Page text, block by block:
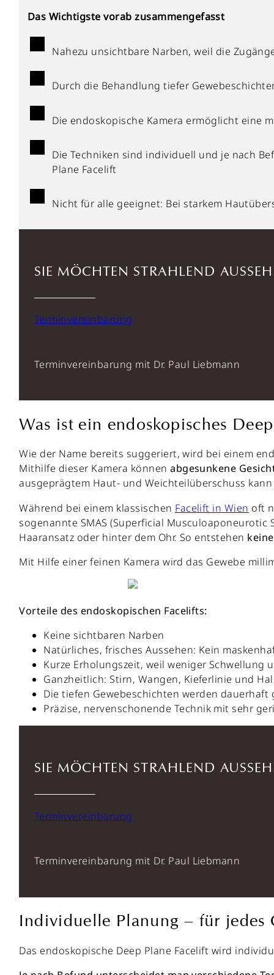
Das Wichtigste vorab zusammengefasst
Nahezu unsichtbare Narben, weil die
Durch die Behandlung tiefer
Die endoskopische Kamera ermöglicht eine
Die Techniken sind individuell und je nach
Plane Facelift
Nicht für alle geeignet: Bei starkem
SIE MÖCHTEN STRAHLEND
Terminvereinbarung
Terminvereinbarung mit Dr. Paul Liebmann
Was ist ein endoskopisches
Wie der Name bereits suggeriert, wird bei einem
Mithilfe dieser Kamera könnenabgesunkene
ausgeprägtem Haut- und Weichteilüberschuss
Während bei einem klassischen Facelift in Wien oft
sogenannte SMAS (Superficial Musculoaponeurotic
Haaransatz oder hinter dem Ohr. So entstehen
Mit Hilfe einer feinen Kamera wird das Gewebe
Vorteile des endoskopischen Facelifts:
Keine sichtbaren Narben
Natürliches, frisches Aussehen: Kein
Kurze Erholungszeit, weil weniger Schwellung
Ganzheitlich: Stirn, Wangen, Kieferlinie und
Die tiefen Gewebeschichten werden dauerhaft
Präzise, nervenschonende Technik mit sehr
SIE MÖCHTEN STRAHLEND
Terminvereinbarung
Terminvereinbarung mit Dr. Paul Liebmann
Individuelle Planung – für jedes
Das endoskopische Deep Plane Facelift wird